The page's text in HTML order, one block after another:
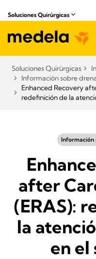
Soluciones Quirúrgicas
Soluciones Quirúrgicas
Información sobre
Enhanced Recovery
redefinición de la
Información
after
(ERAS):
la
en el